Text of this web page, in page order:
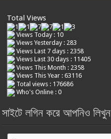
Total Views
Views Today : 10
Views Yesterday : 283
Views Last 7 days : 2358
Views Last 30 days : 11405
Views This Month : 2358
Views This Year : 63116
Total views : 176686
Who's Online : 0
সাইটে লগিন করে আপনিও